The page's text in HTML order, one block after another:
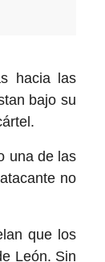
hacia las
bajo su
una de las
no
que los
León. Sin